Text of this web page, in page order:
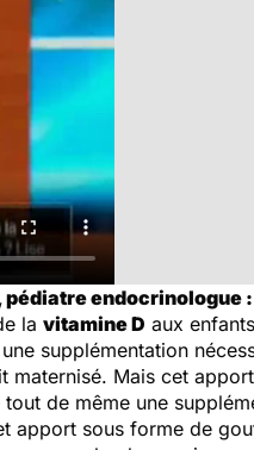
pédiatre endocrinologue :
la vitamine D aux
supplémentation
maternisé. Mais cet
de même une
apport sous forme de